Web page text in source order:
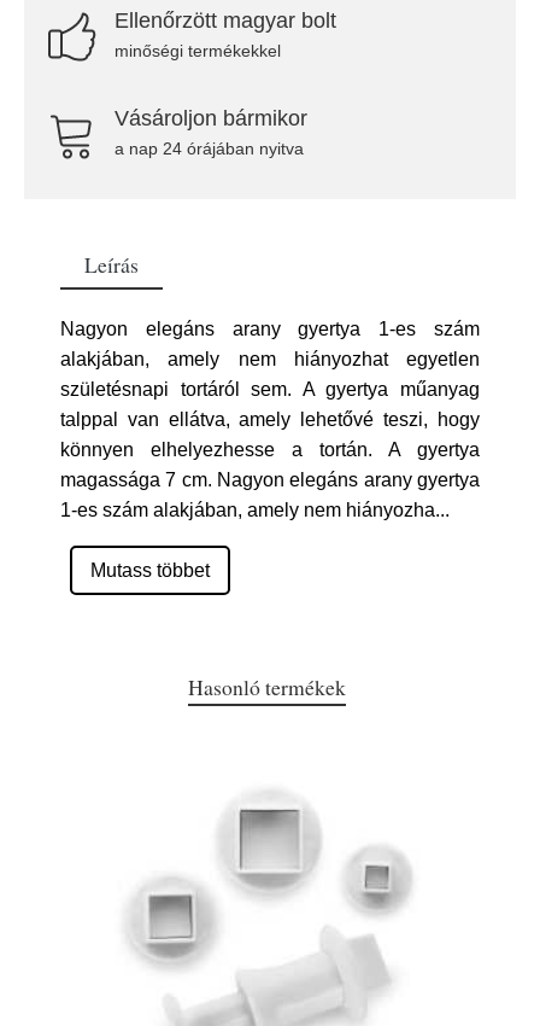
Ellenőrzött magyar bolt
minőségi termékekkel
Vásároljon bármikor
a nap 24 órájában nyitva
Leírás
Nagyon elegáns arany gyertya 1-es szám
alakjában, amely nem hiányozhat egyetlen
születésnapi tortáról sem. A gyertya műanyag
talppal van ellátva, amely lehetővé teszi, hogy
könnyen elhelyezhesse a tortán. A gyertya
magassága 7 cm. Nagyon elegáns arany gyertya
1-es szám alakjában, amely nem hiányozha...
Mutass többet
Hasonló termékek